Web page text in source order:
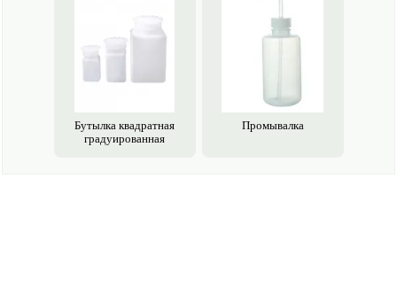
Бутылка квадратная
градуированная
Промывалка